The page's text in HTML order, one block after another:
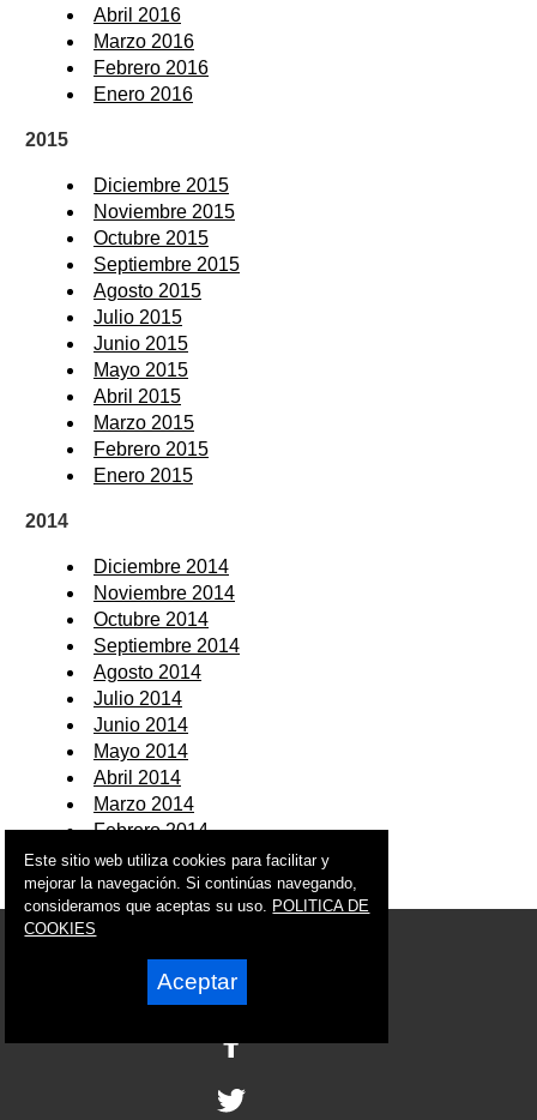
Abril 2016
Marzo 2016
Febrero 2016
Enero 2016
2015
Diciembre 2015
Noviembre 2015
Octubre 2015
Septiembre 2015
Agosto 2015
Julio 2015
Junio 2015
Mayo 2015
Abril 2015
Marzo 2015
Febrero 2015
Enero 2015
2014
Diciembre 2014
Noviembre 2014
Octubre 2014
Septiembre 2014
Agosto 2014
Julio 2014
Junio 2014
Mayo 2014
Abril 2014
Marzo 2014
Febrero 2014
Enero 2014
© 2006 - 2026 Portal de Cartagena Noticias
info@portaldecartagena.es
Síguenos en:
Este sitio web utiliza cookies para facilitar y
mejorar la navegación. Si continúas navegando,
consideramos que aceptas su uso. POLITICA DE
COOKIES
Aceptar